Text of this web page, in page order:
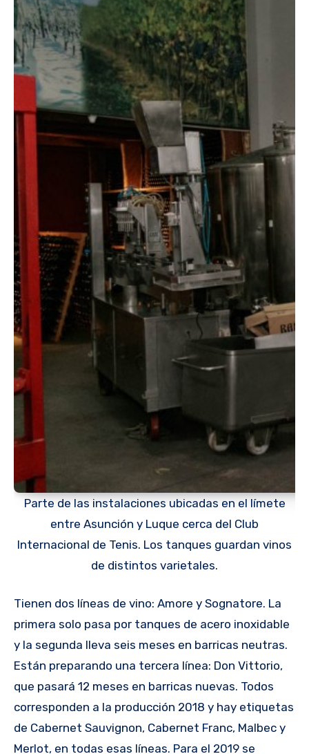
Parte de las instalaciones ubicadas en el límete
entre Asunción y Luque cerca del Club
Internacional de Tenis. Los tanques guardan vinos
de distintos varietales.
Tienen dos líneas de vino: Amore y Sognatore. La
primera solo pasa por tanques de acero inoxidable
y la segunda lleva seis meses en barricas neutras.
Están preparando una tercera línea: Don Vittorio,
que pasará 12 meses en barricas nuevas. Todos
corresponden a la producción 2018 y hay etiquetas
de Cabernet Sauvignon, Cabernet Franc, Malbec y
Merlot, en todas esas líneas. Para el 2019 se